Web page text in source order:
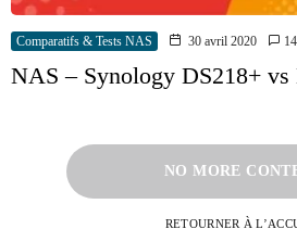
Comparatifs & Tests NAS 30 avril 2020 14
NAS – Synology DS218+ vs
NO MORE
RETOURNER À